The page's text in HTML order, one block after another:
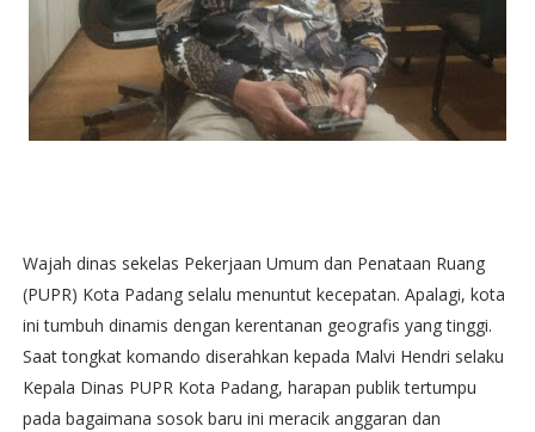
Wajah dinas sekelas Pekerjaan Umum dan Penataan Ruang
(PUPR) Kota Padang selalu menuntut kecepatan. Apalagi, kota
ini tumbuh dinamis dengan kerentanan geografis yang tinggi.
Saat tongkat komando diserahkan kepada Malvi Hendri selaku
Kepala Dinas PUPR Kota Padang, harapan publik tertumpu
pada bagaimana sosok baru ini meracik anggaran dan